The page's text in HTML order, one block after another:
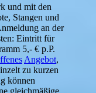
und mit den
Stangen und
an der
Eintritt für
5,- € p.P.
Angebot,
zu kurzen
können
gleichmäßige